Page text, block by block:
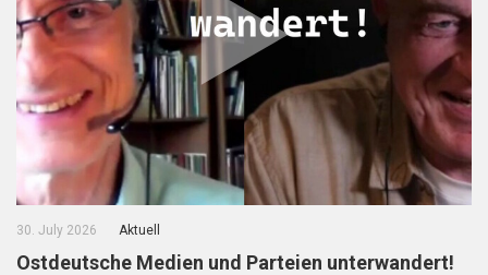
30. July 2026 Aktuell
Ostdeutsche Medien und Parteien unterwandert!